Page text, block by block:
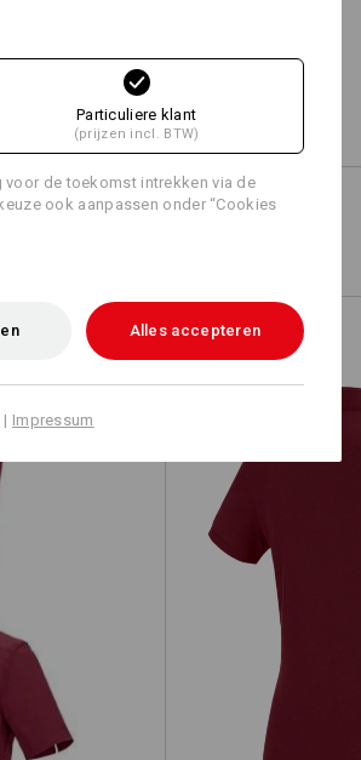
e.s. Poloshirt
korte
Particuliere klant
(prijzen incl. BTW)
de toekomst intrekken via de
ook aanpassen onder “Cookies
Alles accepteren
| Impressum